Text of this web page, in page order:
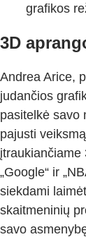
grafikos
3D
Andrea Arice,
judančios
pasitelkė savo
pajusti
įtraukiančiame
„Google“ ir
siekdami
skaitmeninių
savo